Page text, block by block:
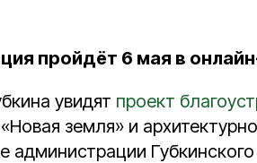
пройдёт 6 мая в
увидят проект
земля» и
администрации